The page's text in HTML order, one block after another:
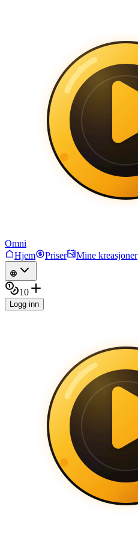
Omni
Hjem
Priser Mine kreasjoner
10
Logg inn